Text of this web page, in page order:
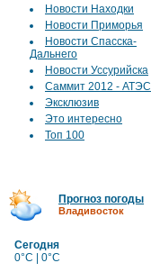
Новости Находки
Новости Приморья
Новости Спасска-
Дальнего
Новости Уссурийска
Саммит 2012 - АТЭС
Эксклюзив
Это интересно
Топ 100
Прогноз погоды
Владивосток
Сегодня
0°C | 0°C